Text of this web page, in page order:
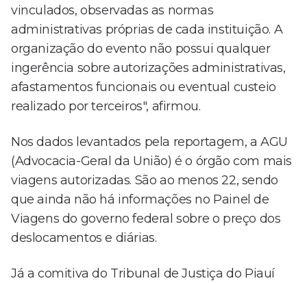
vinculados, observadas as normas
administrativas próprias de cada instituição. A
organização do evento não possui qualquer
ingerência sobre autorizações administrativas,
afastamentos funcionais ou eventual custeio
realizado por terceiros", afirmou.
Nos dados levantados pela reportagem, a AGU
(Advocacia-Geral da União) é o órgão com mais
viagens autorizadas. São ao menos 22, sendo
que ainda não há informações no Painel de
Viagens do governo federal sobre o preço dos
deslocamentos e diárias.
Já a comitiva do Tribunal de Justiça do Piauí